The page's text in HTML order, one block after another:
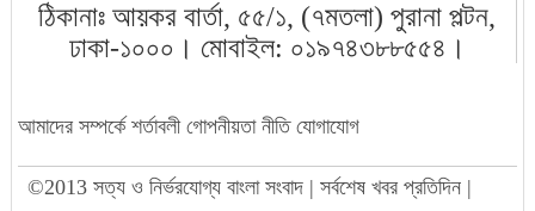
বরিশালে ৬ শতাধিক গাছের চারা রোপণ
ডেঙ্গু প্রতিরোধে মোবাইল কোর্ট পরিচালনা করা
হবে: স্বাস্থ্য মন্ত্রী
ঠিকানাঃ আয়কর বার্তা, ৫৫/১, (৭মতলা) পুরানা পল্টন,
ঢাকা-১০০০। মোবাইল: ০১৯৭৪৩৮৮৫৫৪।
আমাদের সম্পর্কে শর্তাবলী গোপনীয়তা নীতি যোগাযোগ
©2013 সত্য ও নির্ভরযোগ্য বাংলা সংবাদ | সর্বশেষ খবর প্রতিদিন |